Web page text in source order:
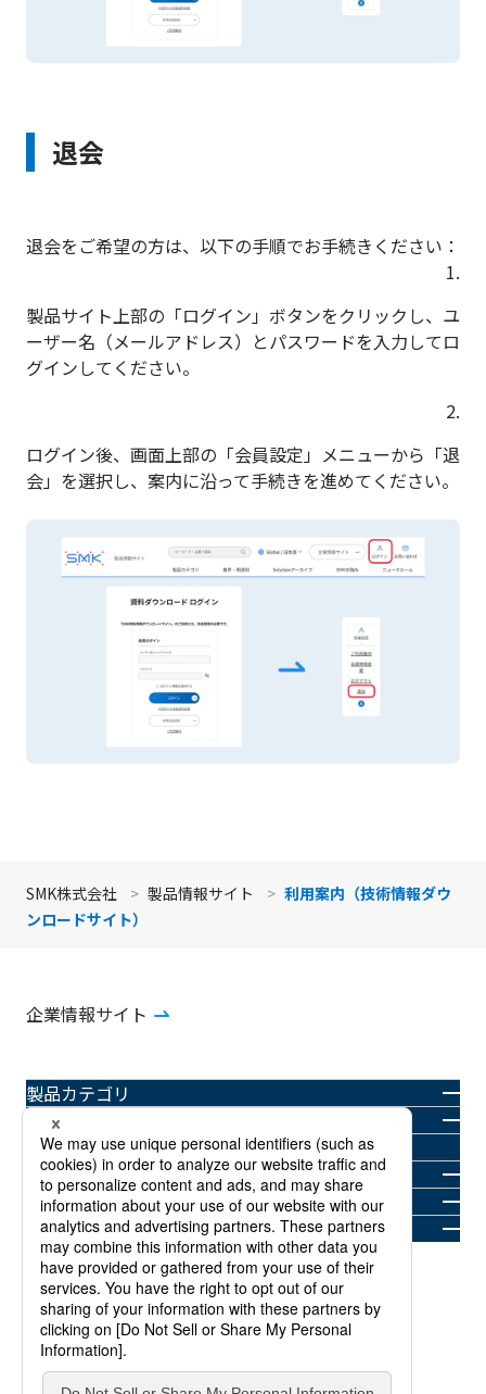
退会
退会をご希望の方は、以下の手順でお手続きください：
1.
製品サイト上部の「ログイン」ボタンをクリックし、ユ
ーザー名（メールアドレス）とパスワードを入力してロ
グインしてください。
2.
ログイン後、画面上部の「会員設定」メニューから「退
会」を選択し、案内に沿って手続きを進めてください。
SMK株式会社 製品情報サイト
利用案内（技術情報ダウ
ンロードサイト）
企業情報サイト
製品カテゴリ
業界・用途別
Solutionアーカイブ
SMKの強み
ニュースルーム
お問い合わせ
商標についてプライバシーポリシー
当サイトのご利用規約 サイトマップ